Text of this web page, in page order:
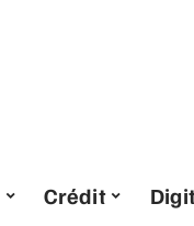
Crédit